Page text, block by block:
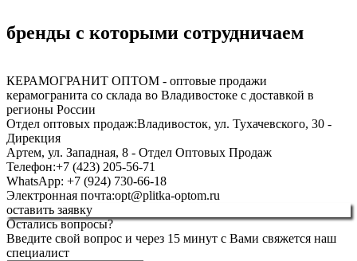
бренды с которыми сотрудничаем
КЕРАМОГРАНИТ ОПТОМ - оптовые продажи
керамогранита со склада во Владивостоке с доставкой в
регионы России
Отдел оптовых продаж:Владивосток, ул. Тухачевского, 30 -
Дирекция
Артем, ул. Западная, 8 - Отдел Оптовых Продаж
Телефон:+7 (423) 205-56-71
WhatsApp: +7 (924) 730-66-18
Электронная почта:opt@plitka-optom.ru
оставить заявку
Остались вопросы?
Введите свой вопрос и через 15 минут с Вами свяжется наш
специалист